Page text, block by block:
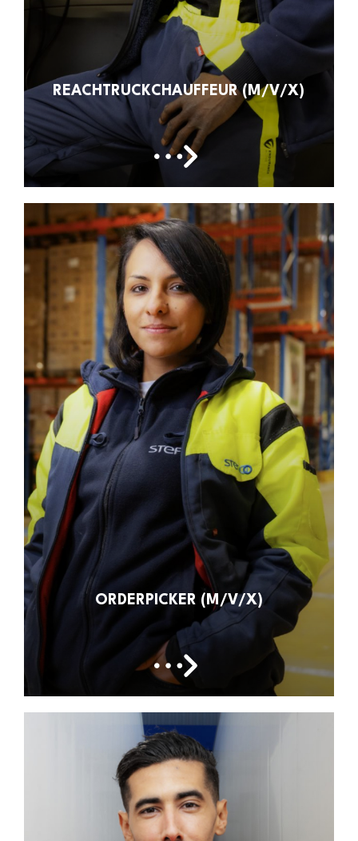
REACHTRUCKCHAUFFEUR (M/V/X)
ORDERPICKER (M/V/X)